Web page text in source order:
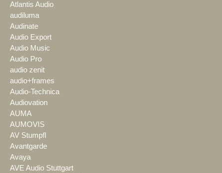
Atlantis Audio
audiluma
Audinate
Audio Export
Audio Music
Audio Pro
audio zenit
audio+frames
Audio-Technica
Audiovation
AUMA
AUMOVIS
AV Stumpfl
Avantgarde
Avaya
AVE Audio Stuttgart